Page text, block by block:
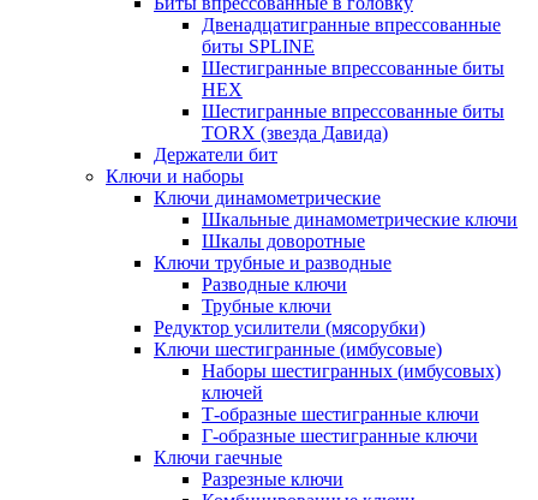
Двенадцатигранные впрессованные
биты SPLINE
Шестигранные впрессованные биты
HEX
Шестигранные впрессованные биты
TORX (звезда Давида)
Держатели бит
Ключи и наборы
Ключи динамометрические
Шкальные динамометрические ключи
Шкалы доворотные
Ключи трубные и разводные
Разводные ключи
Трубные ключи
Редуктор усилители (мясорубки)
Ключи шестигранные (имбусовые)
Наборы шестигранных (имбусовых)
ключей
Т-образные шестигранные ключи
Г-образные шестигранные ключи
Ключи гаечные
Разрезные ключи